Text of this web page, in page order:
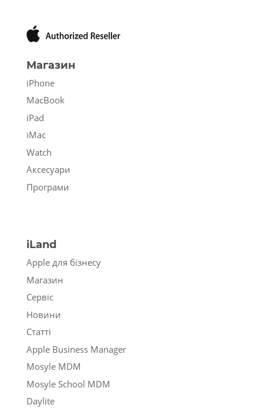
Магазин
iPhone
MacBook
iPad
iMac
Watch
Аксесуари
Програми
iLand
Apple для бізнесу
Магазин
Сервіс
Новини
Статті
Apple Business Manager
Mosyle MDM
Mosyle School MDM
Daylite